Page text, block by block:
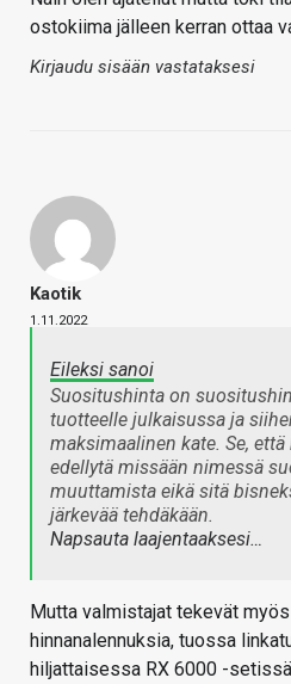
ostokiima jälleen kerran ottaa
Kirjaudu sisään vastataksesi
Kaotik
1.11.2022
Eileksi sanoi
Suositushinta on
tuotteelle julkaisussa ja
maksimaalinen kate. Se,
edellytä missään nimessä
muuttamista eikä sitä
järkevää tehdäkään.
Napsauta laajentaaksesi…
Mutta valmistajat tekevät
hinnanalennuksia, tuossa
hiljattaisessa RX 6000 -